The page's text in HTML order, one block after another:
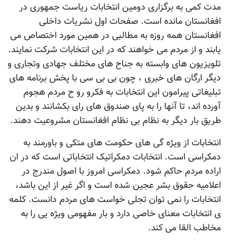
مدت کمی به برگزاری دومین انتخابات ریاست جمهوری در
افغانستان مانده است. صفحات اول نشریات داخلی
افغانستان همه روزه به مطالبی در همین مورد اختصاص می
یابند و از مردم می خواهند که در این انتخابات شرکت نمایند.
تلویزیون های وابسته به جناح های مختلف جهادی وتجاری و
دیگر ارگان های خبری ، چون بی بی سی با پخش برنامه های
تبلیغاتی پیرامون این انتخابات به فکرو رو ح مردم هجوم
آورده اند، تا آنها را به پای صندوق های رای بکشانند و بدین
طریق بار دیگر به نظام بی نظام افغانستان مشروعیت دهند.
انتخابات از ویژه گی های حکومت های متکی و باورمند به
دمکراسی است. انتخابات دمکراتیک انتخاباتی است که در ان
اراده مردم حاکم شود. دمکراسی امروز با اصول مندرج در
اعلامیه حقوق بشر عجین شده است و اگر غیر از این باشد،
انتخابات را نمی توان تجلی خواست های مردم دانست. کلمه
ی انتخابات معنای خاصی دارد و بار مفهومی ویژه یی را به
مخاطب القا می کند.